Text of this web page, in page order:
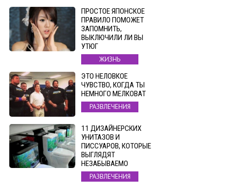
ПРОСТОЕ ЯПОНСКОЕ
ПРАВИЛО ПОМОЖЕТ
ЗАПОМНИТЬ,
ВЫКЛЮЧИЛИ ЛИ ВЫ
УТЮГ
ЖИЗНЬ
ЭТО НЕЛОВКОЕ
ЧУВСТВО, КОГДА ТЫ
НЕМНОГО МЕЛКОВАТ
РАЗВЛЕЧЕНИЯ
11 ДИЗАЙНЕРСКИХ
УНИТАЗОВ И
ПИССУАРОВ, КОТОРЫЕ
ВЫГЛЯДЯТ
НЕЗАБЫВАЕМО
РАЗВЛЕЧЕНИЯ